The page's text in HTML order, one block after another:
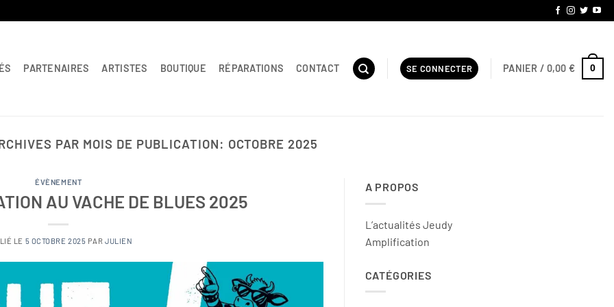
PARTENAIRES ARTISTES BOUTIQUE RÉPARATIONS CONTACT SE CONNECTER PANIER / 0,00€ 0
PAR MOIS DE PUBLICATION: OCTOBRE 2025
ÉVÈNEMENT
AU VACHE DE BLUES 2025
LE 5 OCTOBRE 2025 PARJULIEN
A PROPOS
L’actualités Jeudy
Amplification
CATÉGORIES